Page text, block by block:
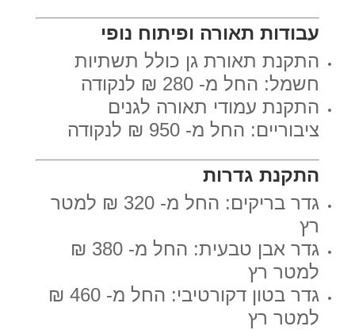
עבודות תאורה ופיתוח נופי
התקנת תאורת גן כולל תשתיות
חשמל: החל מ- 280 ₪ לנקודה
התקנת עמודי תאורה לגנים
ציבוריים: החל מ- 950 ₪ לנקודה
התקנת גדרות
גדר בריקים: החל מ- 320 ₪ למטר
רץ
גדר אבן טבעית: החל מ- 380 ₪
למטר רץ
גדר בטון דקורטיבי: החל מ- 460 ₪
למטר רץ